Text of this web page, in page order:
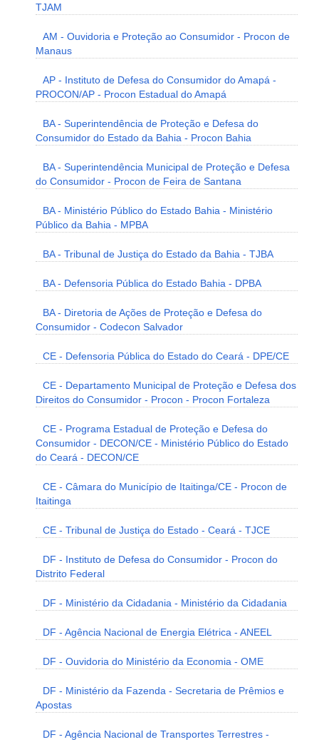
TJAM
AM - Ouvidoria e Proteção ao Consumidor - Procon de
Manaus
AP - Instituto de Defesa do Consumidor do Amapá -
PROCON/AP - Procon Estadual do Amapá
BA - Superintendência de Proteção e Defesa do
Consumidor do Estado da Bahia - Procon Bahia
BA - Superintendência Municipal de Proteção e Defesa
do Consumidor - Procon de Feira de Santana
BA - Ministério Público do Estado Bahia - Ministério
Público da Bahia - MPBA
BA - Tribunal de Justiça do Estado da Bahia - TJBA
BA - Defensoria Pública do Estado Bahia - DPBA
BA - Diretoria de Ações de Proteção e Defesa do
Consumidor - Codecon Salvador
CE - Defensoria Pública do Estado do Ceará - DPE/CE
CE - Departamento Municipal de Proteção e Defesa dos
Direitos do Consumidor - Procon - Procon Fortaleza
CE - Programa Estadual de Proteção e Defesa do
Consumidor - DECON/CE - Ministério Público do Estado
do Ceará - DECON/CE
CE - Câmara do Município de Itaitinga/CE - Procon de
Itaitinga
CE - Tribunal de Justiça do Estado - Ceará - TJCE
DF - Instituto de Defesa do Consumidor - Procon do
Distrito Federal
DF - Ministério da Cidadania - Ministério da Cidadania
DF - Agência Nacional de Energia Elétrica - ANEEL
DF - Ouvidoria do Ministério da Economia - OME
DF - Ministério da Fazenda - Secretaria de Prêmios e
Apostas
DF - Agência Nacional de Transportes Terrestres -